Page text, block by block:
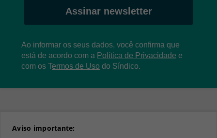
Assinar newsletter
Ao informar os seus dados, você confirma que
está de acordo com a Política de Privacidade e
com os Termos de Uso do Síndico.
Aviso importante: